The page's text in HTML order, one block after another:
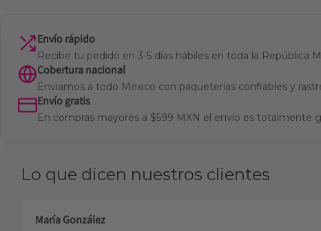
Envío rápido
Recibe tu pedido en 3-5 días hábiles en toda la República
Cobertura nacional
Enviamos a todo México con paqueterías confiables y
Envío gratis
En compras mayores a $599 MXN el envío es totalmente
Lo que dicen nuestros clientes
María González